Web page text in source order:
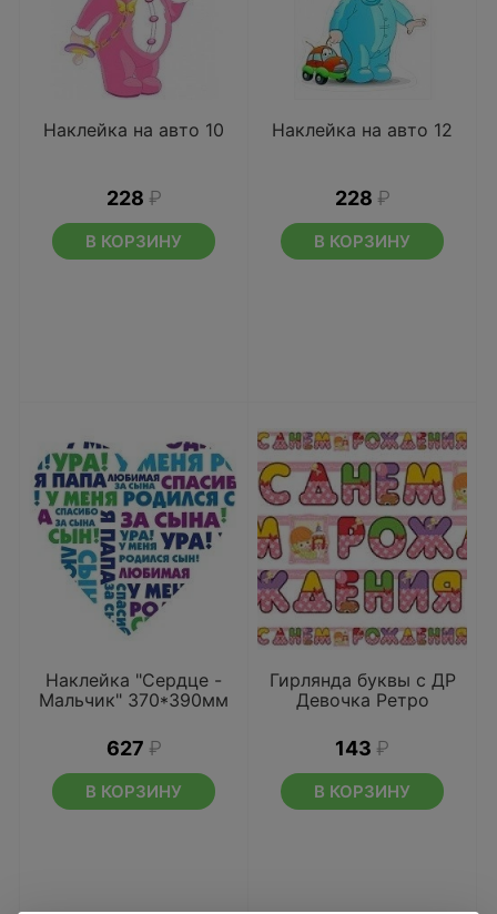
Наклейка на авто 10
228 ₽
В КОРЗИНУ
Наклейка на авто 12
228 ₽
В КОРЗИНУ
Наклейка "Сердце -
Мальчик" 370*390мм
627 ₽
В КОРЗИНУ
Гирлянда буквы с ДР
Девочка Ретро
143 ₽
В КОРЗИНУ